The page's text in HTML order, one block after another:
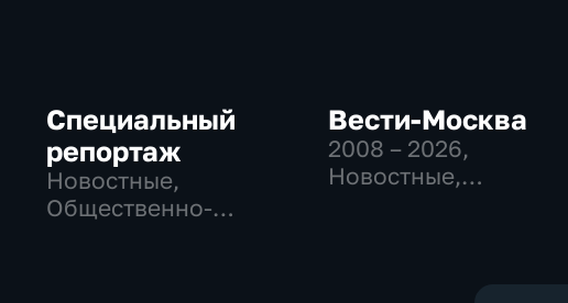
Специальный
репортаж
Новостные,
Общественно-
Вести-Москва
2008 – 2026,
Новостные,